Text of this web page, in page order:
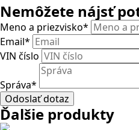
Nemôžete nájsť
Meno a priezvisko*
Email*
VIN číslo
Správa*
Odoslať dotaz
Ďalšie produkty